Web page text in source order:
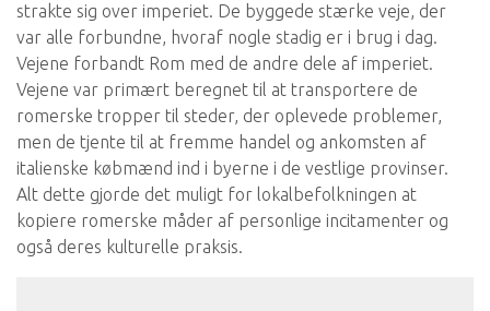
strakte sig over imperiet. De byggede stærke veje, der
var alle forbundne, hvoraf nogle stadig er i brug i dag.
Vejene forbandt Rom med de andre dele af imperiet.
Vejene var primært beregnet til at transportere de
romerske tropper til steder, der oplevede problemer,
men de tjente til at fremme handel og ankomsten af ​​
italienske købmænd ind i byerne i de vestlige provinser.
Alt dette gjorde det muligt for lokalbefolkningen at
kopiere romerske måder af personlige incitamenter og
også deres kulturelle praksis.